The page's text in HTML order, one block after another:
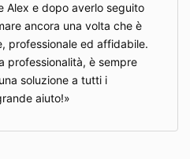
Alex e dopo averlo seguito
ancora una volta che è
professionale ed affidabile.
professionalità, è sempre
soluzione a tutti i
aiuto!